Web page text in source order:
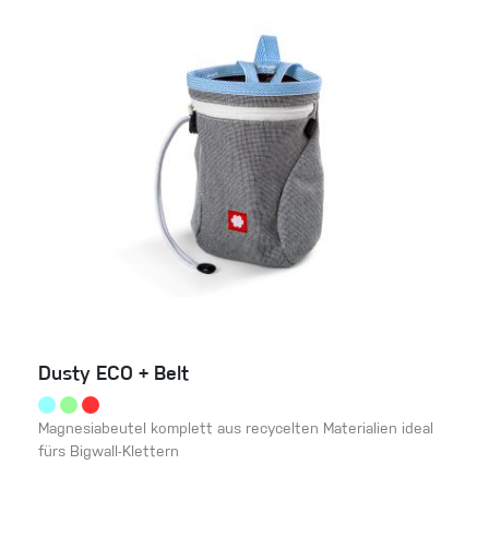
Dusty ECO + Belt
Magnesiabeutel komplett aus recycelten Materialien ideal
fürs Bigwall-Klettern